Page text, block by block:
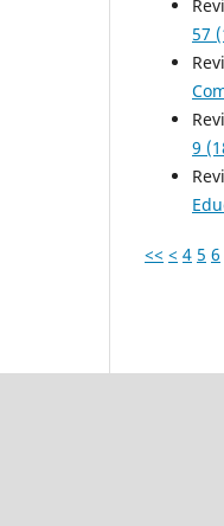
57
9
<< < 4 5 6